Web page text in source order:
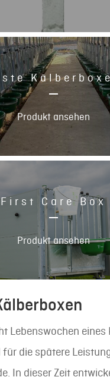
Produkt ansehen
First Care Box
Produkt ansehen
Lebenswochen eines
die spätere
In dieser Zeit